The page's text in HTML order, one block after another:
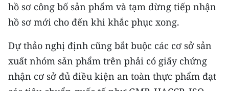
hồ sơ công bố sản phẩm và tạm dừng tiếp nhận
hồ sơ mới cho đến khi khắc phục xong.
Dự thảo nghị định cũng bắt buộc các cơ sở sản
xuất nhóm sản phẩm trên phải có giấy chứng
nhận cơ sở đủ điều kiện an toàn thực phẩm đạt